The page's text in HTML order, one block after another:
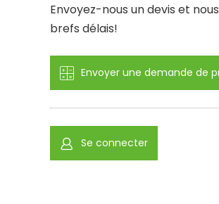
Envoyez-nous un devis et
brefs délais!
Envoyer une demande de
Se connecter